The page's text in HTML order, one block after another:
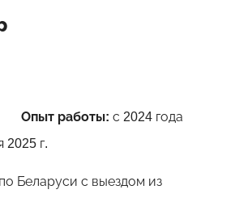
Опыт работы: с 2024 года
2025 г.
Беларуси с выездом из